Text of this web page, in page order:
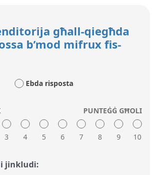
għall-qiegħda
b’mod mifrux fis-
Ebda risposta
3 4 5 6 7 8 9
PUNTEĠĠ GĦOLI
10
jinkludi: